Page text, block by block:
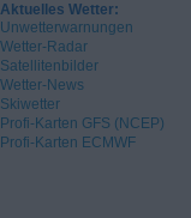
Aktuelles Wetter:
Unwetterwarnungen
Wetter-Radar
Satellitenbilder
Wetter-News
Skiwetter
Profi-Karten GFS (NCEP)
Profi-Karten ECMWF